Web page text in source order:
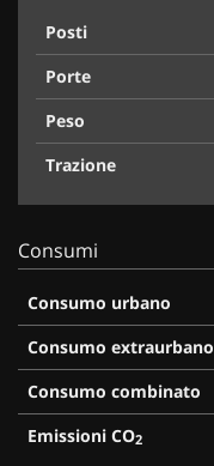
Posti
Porte
Peso
Trazione
Consumi
Consumo urbano
Consumo extraurbano
Consumo combinato
Emissioni CO2